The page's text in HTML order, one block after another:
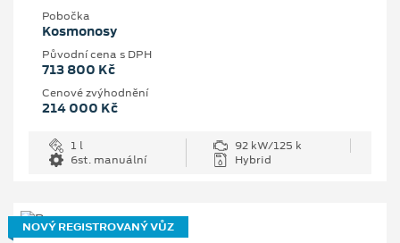
Pobočka
Kosmonosy
Původní cena s DPH
713 800 Kč
Cenové zvýhodnění
214 000 Kč
1 l
92 kW/125 k
6st. manuální
Hybrid
NOVÝ REGISTROVANÝ VŮZ